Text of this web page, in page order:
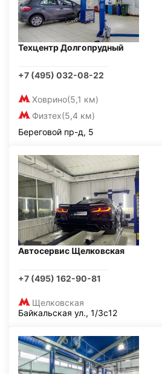
Техцентр Долгопрудный
+7 (495) 032-08-22
Ховрино(5,1 км)
Физтех(5,4 км)
Береговой пр-д, 5
Автосервис Щелковская
+7 (495) 162-90-81
Щелковская
Байкальская ул., 1/3с12